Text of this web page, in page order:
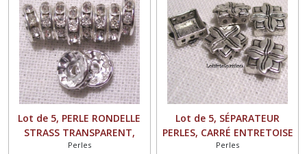
Lot de 5, PERLE RONDELLE
STRASS TRANSPARENT,
Intercalaire Séparateur
Perles
Lot de 5, SÉPARATEUR
PERLES, CARRÉ ENTRETOISE
ARGENTÉ, Fleur, Multi rangs
Perles